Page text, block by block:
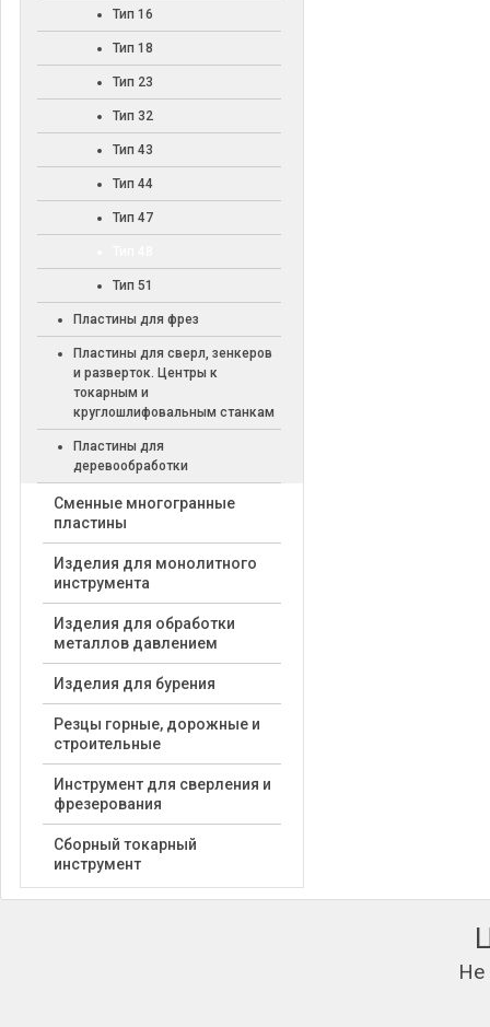
Тип 16
Тип 18
Тип 23
Тип 32
Тип 43
Тип 44
Тип 47
Тип 51
Пластины для фрез
Пластины для сверл, зенкеров
и разверток. Центры к
токарным и
круглошлифовальным станкам
Пластины для
деревообработки
Cменные многогранные
пластины
Изделия для монолитного
инструмента
Изделия для обработки
металлов давлением
Изделия для бурения
Резцы горные, дорожные и
строительные
Инструмент для сверления и
фрезерования
Сборный токарный
инструмент
Не